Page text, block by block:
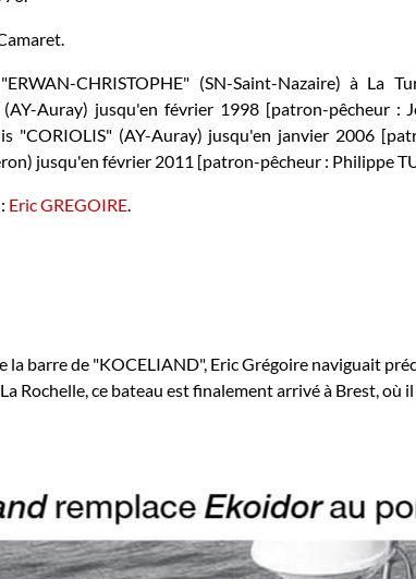
CHRISTOPHE" (SN-Saint-Nazaire) à
Auray) jusqu'en février 1998 [patron-pêcheur :
"CORIOLIS" (AY-Auray) jusqu'en janvier 2006
jusqu'en février 2011 [patron-pêcheur : Philippe
Eric GREGOIRE.
la barre de "KOCELIAND", Eric Grégoire naviguait
Rochelle, ce bateau est finalement arrivé à Brest, où